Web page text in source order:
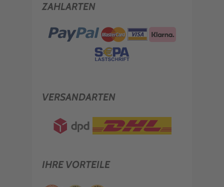
ZAHLARTEN
VERSANDARTEN
IHRE VORTEILE